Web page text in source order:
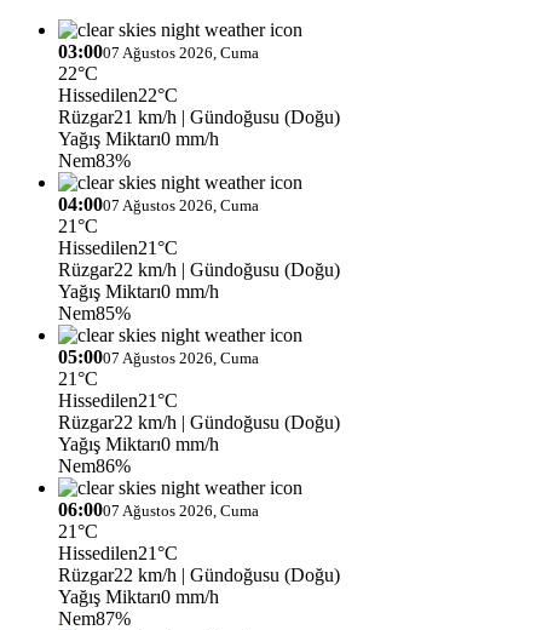
03:0007 Ağustos 2026, Cuma
22°C
Hissedilen22°C
Rüzgar21 km/h | Gündoğusu (Doğu)
Yağış Miktarı0 mm/h
Nem83%
04:0007 Ağustos 2026, Cuma
21°C
Hissedilen21°C
Rüzgar22 km/h | Gündoğusu (Doğu)
Yağış Miktarı0 mm/h
Nem85%
05:0007 Ağustos 2026, Cuma
21°C
Hissedilen21°C
Rüzgar22 km/h | Gündoğusu (Doğu)
Yağış Miktarı0 mm/h
Nem86%
06:0007 Ağustos 2026, Cuma
21°C
Hissedilen21°C
Rüzgar22 km/h | Gündoğusu (Doğu)
Yağış Miktarı0 mm/h
Nem87%